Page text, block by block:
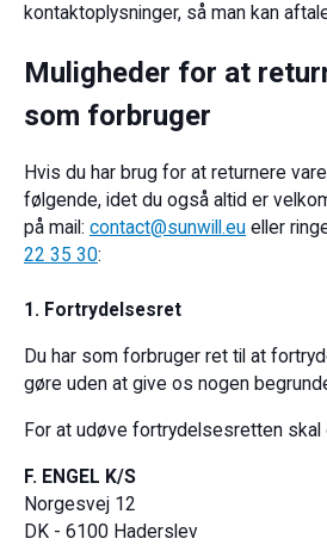
kontaktoplysninger, så man kan
Muligheder for at
som forbruger
Hvis du har brug for at returnere
følgende, idet du også altid er
på mail: contact@sunwill.eu eller
22 35 30:
1. Fortrydelsesret
Du har som forbruger ret til at
gøre uden at give os nogen
For at udøve fortrydelsesretten skal
F. ENGEL K/S
Norgesvej 12
DK - 6100 Haderslev